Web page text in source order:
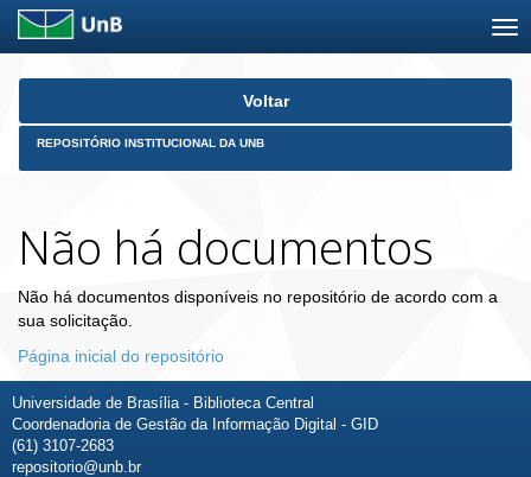
Skip
Voltar
REPOSITÓRIO INSTITUCIONAL DA UNB
Não há documentos
Não há documentos disponíveis no repositório de acordo com a
sua solicitação.
Página inicial do repositório
Universidade de Brasília - Biblioteca Central
Coordenadoria de Gestão da Informação Digital - GID
(61) 3107-2683
repositorio@unb.br